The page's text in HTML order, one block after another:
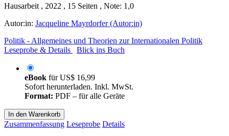
Hausarbeit , 2022 , 15 Seiten , Note: 1,0
Autor:in: Jacqueline Mayrdorfer (Autor:in)
Politik - Allgemeines und Theorien zur Internationalen Politik
Leseprobe & Details
Blick ins Buch
eBook fürUS$ 16,99
Sofort herunterladen. Inkl. MwSt.
Format: PDF – für alle Geräte
In den Warenkorb
Zusammenfassung Leseprobe Details